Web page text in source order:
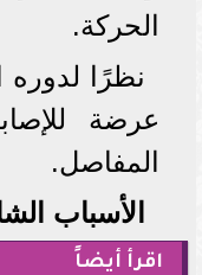
الحركة.
نظرًا لدوره
عرضة
المفاصل.
الأسباب
اقرأ أيضاً